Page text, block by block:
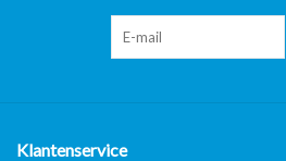
Klantenservice